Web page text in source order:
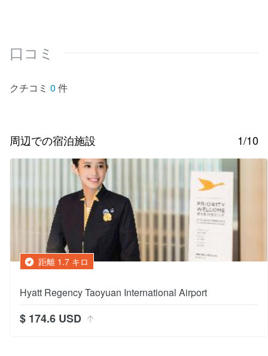
口コミ
クチコミ 0 件
周辺での宿泊施設 1/10
距離 1.7 キロ
Hyatt Regency Taoyuan International Airport
$ 174.6 USD